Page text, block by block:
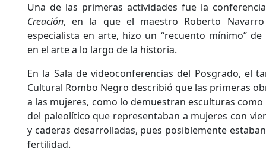
Una de las primeras actividades fue la
Creación, en la que el maestro Roberto
especialista en arte, hizo un “recuento mínimo”
en el arte a lo largo de la historia.
En la Sala de videoconferencias del Posgrado, el
Cultural Rombo Negro describió que las primeras
a las mujeres, como lo demuestran esculturas
del paleolítico que representaban a mujeres con
y caderas desarrolladas, pues posiblemente
fertilidad.